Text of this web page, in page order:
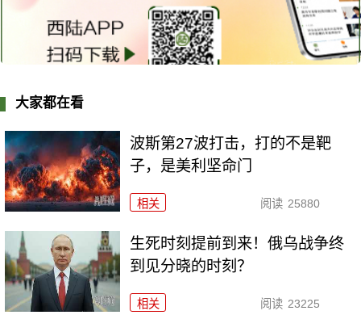
大家都在看
波斯第27波打击，打的不是靶
子，是美利坚命门
相关 阅读 25880
生死时刻提前到来！俄乌战争终
到见分晓的时刻？
相关 阅读 23225